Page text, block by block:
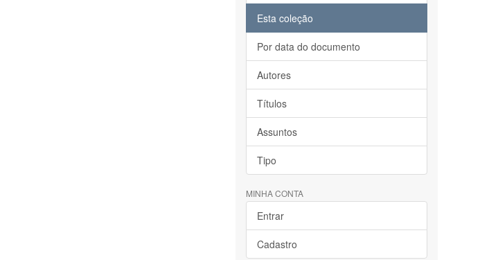
Esta coleção
Por data do documento
Autores
Títulos
Assuntos
Tipo
MINHA CONTA
Entrar
Cadastro